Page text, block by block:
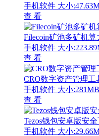
手机软件 大小
查 看
Filecoin矿池多矿机算
手机软件 大小
查 看
CRO数字资产管理工
手机软件 大小:281MB
查 看
Tezos钱包安卓版安
手机软件 大小